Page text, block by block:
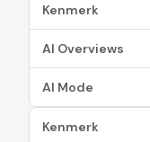
Kenmerk
AI Overviews
AI Mode
Kenmerk